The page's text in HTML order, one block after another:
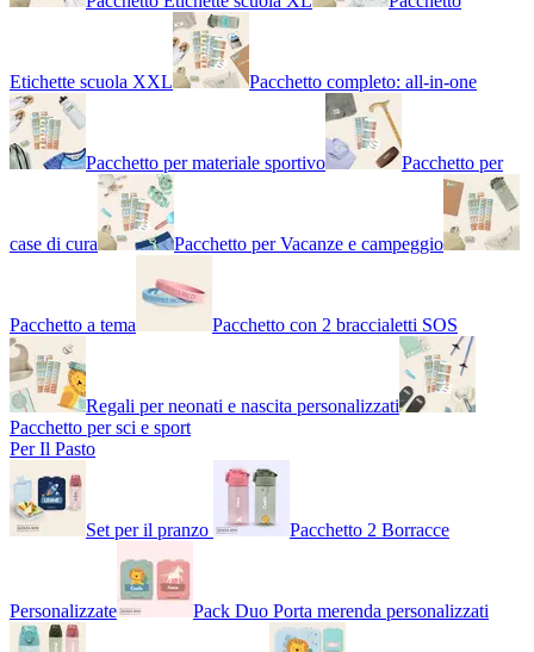
Etichette scuola XXL Pacchetto completo: all-in-one
Pacchetto per materiale sportivo Pacchetto per
case di cura Pacchetto per Vacanze e campeggio
Pacchetto a tema Pacchetto con 2 braccialetti SOS
Regali per neonati e nascita personalizzati
Pacchetto per sci e sport
Per Il Pasto
Set per il pranzo Pacchetto 2 Borracce
Personalizzate Pack Duo Porta merenda personalizzati